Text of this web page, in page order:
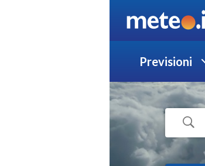
Previsioni